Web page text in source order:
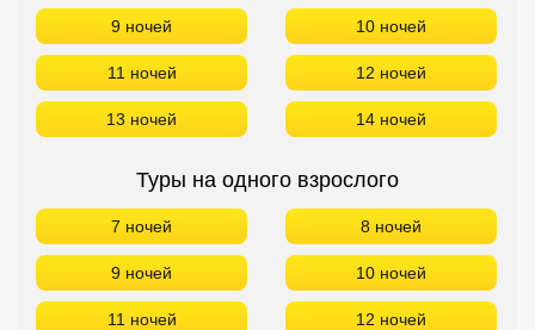
9 ночей 10 ночей
11 ночей 12 ночей
13 ночей 14 ночей
Туры на одного взрослого
7 ночей 8 ночей
9 ночей 10 ночей
11 ночей 12 ночей